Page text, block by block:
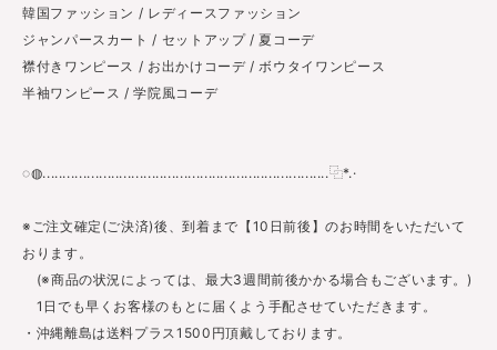
韓国ファッション / レディースファッション
ジャンパースカート / セットアップ / 夏コーデ
襟付きワンピース / お出かけコーデ / ボウタイワンピース
半袖ワンピース / 学院風コーデ
◌◍.......................................................................⿻*.·
※ご注文確定(ご決済)後、到着まで【10日前後】のお時間をいただいて
おります。
(※商品の状況によっては、最大3週間前後かかる場合もございます。)
1日でも早くお客様のもとに届くよう手配させていただきます。
・沖縄離島は送料プラス1500円頂戴しております。